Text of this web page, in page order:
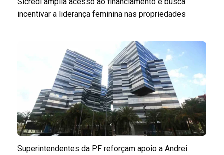
incentivar a liderança feminina nas propriedades
Superintendentes da PF reforçam apoio a Andrei